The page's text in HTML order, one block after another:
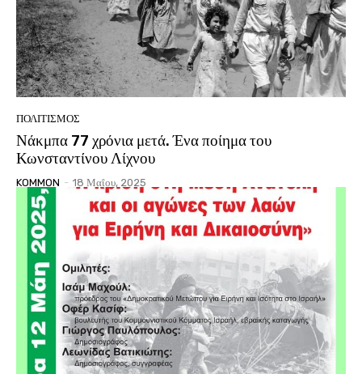
ΠΟΛΙΤΙΣΜΟΣ
Νάκμπα 77 χρόνια μετά. Ένα ποίημα του
Κωνσταντίνου Λίχνου
KOMMON - 18 Μαΐου, 2025